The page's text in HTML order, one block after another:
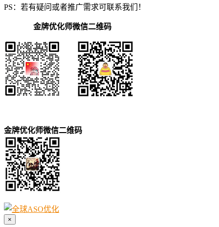
PS：若有疑问或者推广需求可联系我们！
金牌优化师微信二维码
金牌优化师微信二维码
×